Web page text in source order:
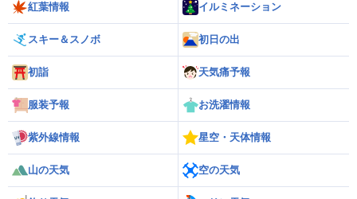
紅葉情報 イルミネーション
スキー＆スノボ 初日の出
初詣 天気痛予報
服装予報 お洗濯情報
紫外線情報 星空・天体情報
山の天気 空の天気